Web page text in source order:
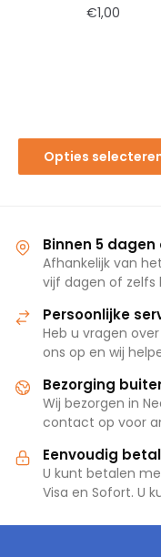
€1,00
Opties
Binnen 5
Afhankelijk van
vijf dagen of zelfs
Persoonlijke
Heb u vragen
ons op en wij
Bezorging
Wij bezorgen in
contact op voor
Eenvoudig
U kunt betalen
Visa en Sofort. U